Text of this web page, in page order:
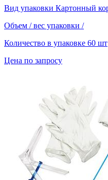
Вид упаковки Картонный
Объем / вес упаковки /
Количество в упаковке 60 шт
Цена по запросу